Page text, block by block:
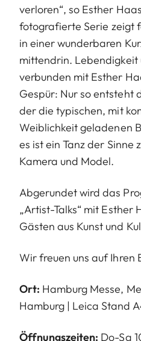
verloren“, so Esther
fotografierte Serie zeigt
in einer wunderbaren
mittendrin. Lebendigkeit
verbunden mit Esther
Gespür: Nur so entsteht
der die typischen, mit
Weiblichkeit geladenen
es ist ein Tanz der Sinne
Kamera und Model.
Abgerundet wird das
„Artist-Talks“ mit Esther
Gästen aus Kunst und
Wir freuen uns auf Ihren
Ort: Hamburg Messe,
Hamburg | Leica Stand
Öffnungszeiten: Do-Sa